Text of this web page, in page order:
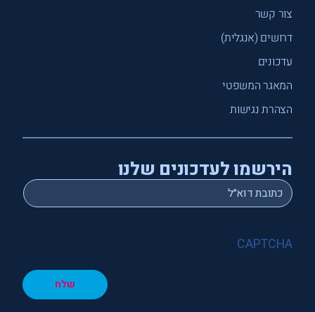
צור קשר
דרושים (אנגלית)
עדכונים
המאגר המשפטי
הצהרת נגישות
הירשמו לעדכונים שלנו
Email
*
CAPTCHA
שלח